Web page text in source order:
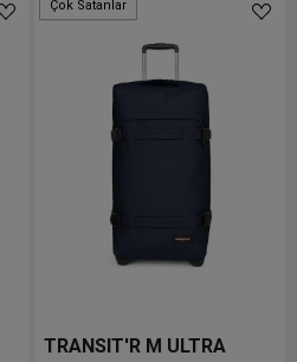
kullanın.
Düşük Stok
Çok Satanlar
TRANSIT'R M ULTRA